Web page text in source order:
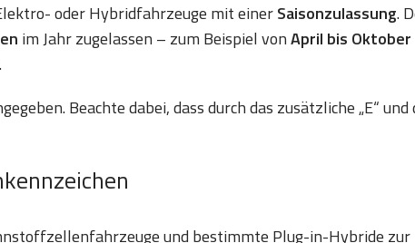
oder Hybridfahrzeuge mit einerSaisonzulassung.
im Jahr zugelassen – zum Beispiel vonApril bis
Beachte dabei, dass durch das zusätzliche „E“
und bestimmte Plug-in-Hybride zur